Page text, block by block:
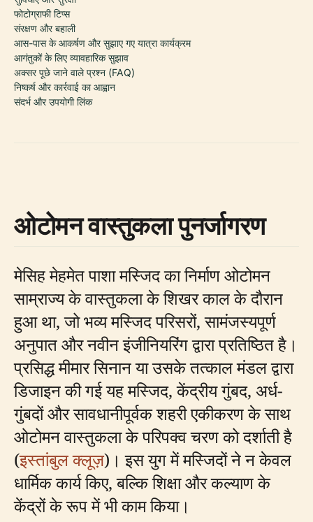
फोटोग्राफी टिप्स
संरक्षण और बहाली
आस-पास के आकर्षण और सुझाए गए यात्रा कार्यक्रम
आगंतुकों के लिए व्यावहारिक सुझाव
अक्सर पूछे जाने वाले प्रश्न (FAQ)
निष्कर्ष और कार्रवाई का आह्वान
संदर्भ और उपयोगी लिंक
ओटोमन वास्तुकला पुनर्जागरण
मेसिह मेहमेत पाशा मस्जिद का निर्माण ओटोमन
साम्राज्य के वास्तुकला के शिखर काल के दौरान
हुआ था, जो भव्य मस्जिद परिसरों, सामंजस्यपूर्ण
अनुपात और नवीन इंजीनियरिंग द्वारा प्रतिष्ठित है।
प्रसिद्ध मीमार सिनान या उसके तत्काल मंडल द्वारा
डिजाइन की गई यह मस्जिद, केंद्रीय गुंबद, अर्ध-
गुंबदों और सावधानीपूर्वक शहरी एकीकरण के साथ
ओटोमन वास्तुकला के परिपक्व चरण को दर्शाती है
(इस्तांबुल क्लूज़)। इस युग में मस्जिदों ने न केवल
धार्मिक कार्य किए, बल्कि शिक्षा और कल्याण के
केंद्रों के रूप में भी काम किया।